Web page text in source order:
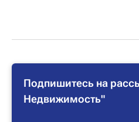
Подпишитесь на
Недвижимость"